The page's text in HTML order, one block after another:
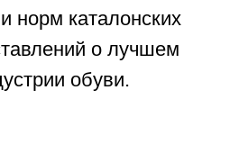
норм каталонских
о лучшем
обуви.